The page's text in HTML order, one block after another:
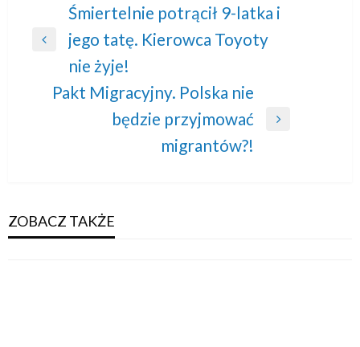
Nawigacja
wpisu
Previous
Śmiertelnie potrącił 9-latka i
jego tatę. Kierowca Toyoty
nie żyje!
Pakt Migracyjny. Polska nie
będzie przyjmować
migrantów?!
ZOBACZ TAKŻE